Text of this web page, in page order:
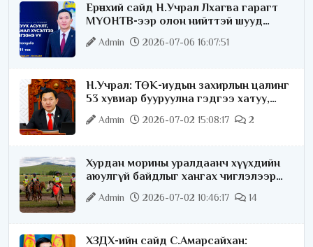
Ерөнхий сайд Н.Учрал Лхагва гарагт
МҮОНТВ-ээр олон нийттэй шууд
ярилцана
Admin 2026-07-06 16:07:51
Н.Учрал: ТӨК-иудын захирлын цалинг
53 хувиар бууруулна гэдгээ хатуу,
хариуцлагатайгаар хэлье
Admin 2026-07-02 15:08:17 2
Хурдан морины уралдаанч хүүхдийн
аюулгүй байдлыг хангах чиглэлээр
ажиллаж байна
Admin 2026-07-02 10:46:17 14
ХЗДХ-ийн сайд С.Амарсайхан: